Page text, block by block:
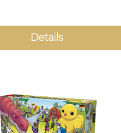
Details